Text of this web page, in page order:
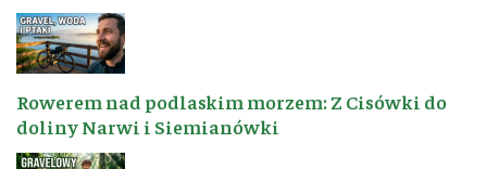
Rowerem nad podlaskim morzem: Z Cisówki do
doliny Narwi i Siemianówki